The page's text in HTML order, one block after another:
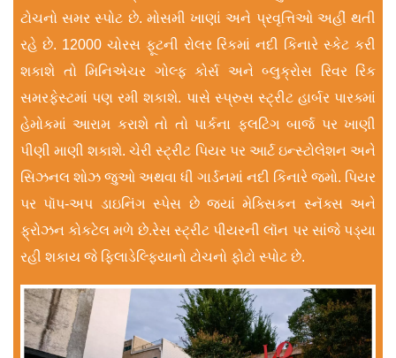
ટોચનો સમર સ્પોટ છે. મોસમી ખાણાં અને પ્રવૃત્તિઓ અહીં થતી
રહે છે. 12000 ચોરસ ફૂટની રોલર રિંકમાં નદી કિનારે સ્કેટ કરી
શકાશે તો મિનિએચર ગોલ્ફ કોર્સ અને બ્લુક્રોસ રિવર રિંક
સમરફેસ્ટમાં પણ રમી શકાશે. પાસે સ્પ્રુસ સ્ટ્રીટ હાર્બર પારક્માં
હેમોકમાં આરામ કરાશે તો તો પાર્કના ફ્લટિંગ બાર્જ પર ખાણી
પીણી માણી શકાશે. ચેરી સ્ટ્રીટ પિયર પર આર્ટ ઇન્સ્ટોલેશન અને
સિઝનલ શોઝ જુઓ અથવા ધી ગાર્ડનમાં નદી કિનારે જમો. પિયર
પર પૉપ-અપ ડાઇનિંગ સ્પેસ છે જ્યાં મેક્સિકન સ્નૅક્સ અને
ફ્રોઝન કોકટેલ મળે છે.રેસ સ્ટ્રીટ પીયરની લૉન પર સાંજે પડ્યા
રહી શકાય જે ફિલાડેલ્ફિયાનો ટોચનો ફોટો સ્પોટ છે.